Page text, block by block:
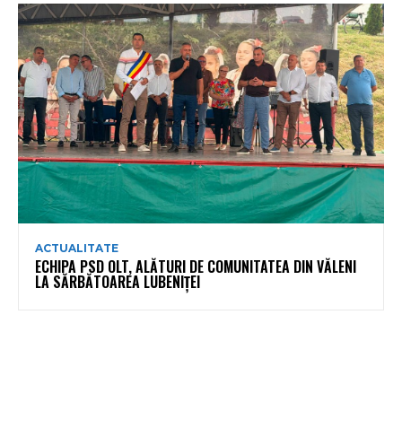
ACTUALITATE
ECHIPA PSD OLT, ALĂTURI DE COMUNITATEA DIN VĂLENI
LA SĂRBĂTOAREA LUBENIȚEI